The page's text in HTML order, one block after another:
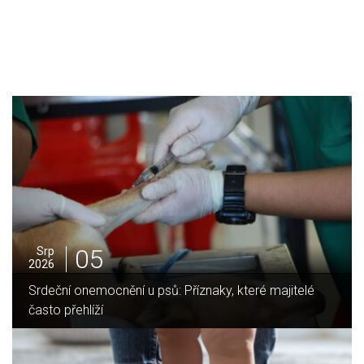
u psů: Příznaky, které majitelé
Srp
2026
05
Jak vybrat ideální